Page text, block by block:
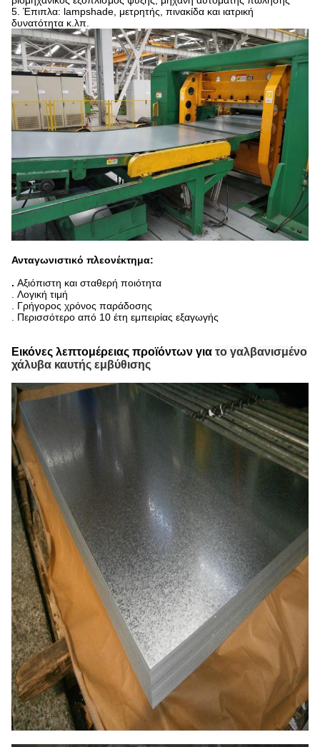
5. Έπιπλα: lampshade, μετρητής, πινακίδα και ιατρική
δυνατότητα κ.λπ.
Ανταγωνιστικό πλεονέκτημα:
. Αξιόπιστη και σταθερή ποιότητα
. Λογική τιμή
. Γρήγορος χρόνος παράδοσης
. Περισσότερο από 10 έτη εμπειρίας εξαγωγής
Εικόνες λεπτομέρειας προϊόντων για το γαλβανισμένο
χάλυβα καυτής εμβύθισης